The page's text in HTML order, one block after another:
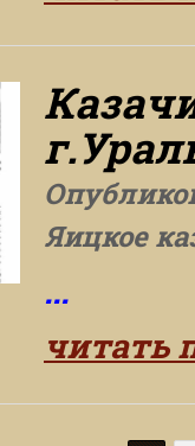
Яицкое
...
читать